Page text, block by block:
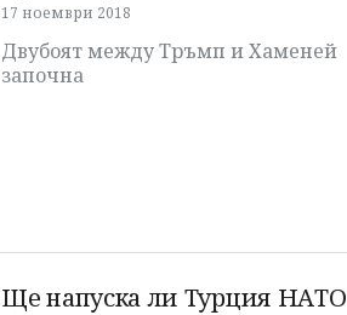
17 ноември 2018
Двубоят между Тръмп и Хаменей
започна
Ще напуска ли Турция НАТО